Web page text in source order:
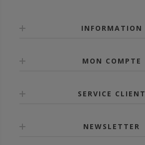
INFORMATION
MON COMPTE
SERVICE CLIENT
NEWSLETTER